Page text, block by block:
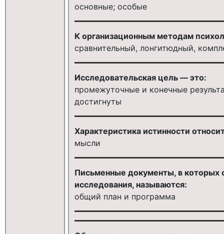
основные; особые
К организационным методам
сравнительный, лонгитюдный,
Исследовательская цель — это:
промежуточные и конечные
достигнуты
Характеристика истинности
мысли
Письменные документы, в
исследования, называются:
общий план и программа